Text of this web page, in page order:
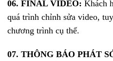
06. FINAL VIDEO: Khách
quá trình chỉnh sửa video,
chương trình cụ thể.
07. THÔNG BÁO PHÁT